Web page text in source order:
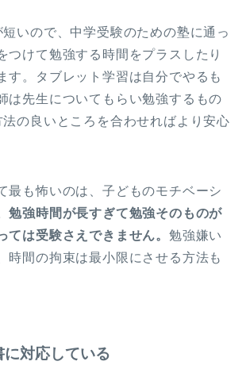
いので、中学受験のための塾に通っ
つけて勉強する時間をプラスしたり
す。タブレット学習は自分でやるも
は先生についてもらい勉強するもの
法の良いところを合わせればより安心
最も怖いのは、子どものモチベーシ
勉強時間が長すぎて勉強そのものが
ては受験さえできません。 勉強嫌い
時間の拘束は最小限にさせる方法も
対応している